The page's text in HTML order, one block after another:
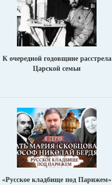
К очередной годовщине расстрела
Царской семьи
«Русское кладбище под Парижем»